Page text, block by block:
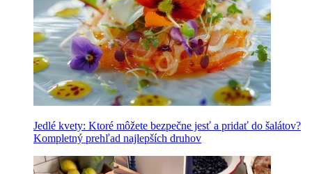
Jedlé kvety: Ktoré môžete bezpečne jesť a pridať do šalátov?
Kompletný prehľad najlepších druhov